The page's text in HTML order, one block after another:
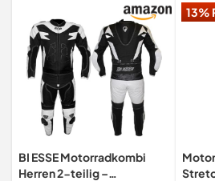
BI ESSE Motorradkombi
Herren 2-teilig –
13%